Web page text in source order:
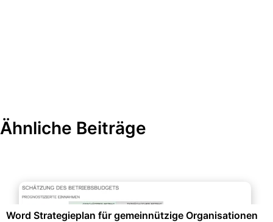
Ähnliche Beiträge
Word Strategieplan für gemeinnützige Organisationen